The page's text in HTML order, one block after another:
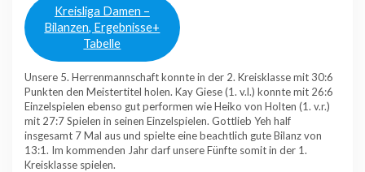
Kreisliga Damen –
Bilanzen, Ergebnisse+
Tabelle
Unsere 5. Herrenmannschaft konnte in der 2. Kreisklasse mit 30:6
Punkten den Meistertitel holen. Kay Giese (1. v.l.) konnte mit 26:6
Einzelspielen ebenso gut performen wie Heiko von Holten (1. v.r.)
mit 27:7 Spielen in seinen Einzelspielen. Gottlieb Yeh half
insgesamt 7 Mal aus und spielte eine beachtlich gute Bilanz von
13:1. Im kommenden Jahr darf unsere Fünfte somit in der 1.
Kreisklasse spielen.